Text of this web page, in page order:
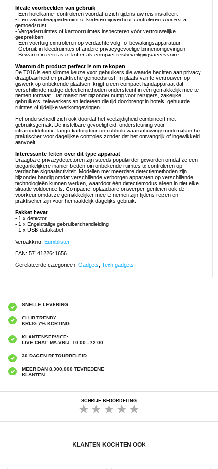
Ideale voorbeelden van gebruik
- Een hotelkamer controleren voordat u zich tijdens uw reis installeert
- Een vakantieappartement of kortetermijnverhuur controleren voor extra
gemoedsrust
- Vergaderruimtes of kantoorruimtes inspecteren vóór vertrouwelijke
gesprekken
- Een voertuig controleren op verdachte volg- of bewakingsapparatuur
- Gebruik in kleedruimtes of andere privacygevoelige binnenomgevingen
- Bewaren in een tas of koffer als compact reisbeveiligingsaccessoire
Waarom dit product perfect is om te kopen
De T016 is een slimme keuze voor gebruikers die waarde hechten aan privacy,
draagbaarheid en praktische gemoedsrust. In plaats van te vertrouwen op
giswerk op onbekende plaatsen, krijgt u een compact handapparaat dat
verschillende nuttige detectiemethoden ondersteunt in één gemakkelijk mee te
nemen formaat. Dat maakt het bijzonder nuttig voor reizigers, zakelijke
gebruikers, telewerkers en iedereen die tijd doorbrengt in hotels, gehuurde
ruimtes of tijdelijke werkomgevingen.
Het onderscheidt zich ook doordat het veelzijdigheid combineert met
gebruiksgemak. De instelbare gevoeligheid, ondersteuning voor
infrarooddetectie, lange batterijduur en dubbele waarschuwingsmodi maken het
praktischer voor dagelijkse controles zonder dat het omvangrijk of ingewikkeld
aanvoelt.
Interessante feiten over dit type apparaat
Draagbare privacydetectoren zijn steeds populairder geworden omdat ze een
toegankelijkere manier bieden om onbekende ruimtes te controleren op
verdachte signaalactiviteit. Modellen met meerdere detectiemethoden zijn
bijzonder handig omdat verschillende verborgen apparaten op verschillende
technologieën kunnen werken, waardoor één detectiemodus alleen in niet elke
situatie voldoende is. Compacte, oplaadbare ontwerpen genieten ook de
voorkeur omdat ze gemakkelijker mee te nemen zijn tijdens reizen en
praktischer zijn voor herhaaldelijk dagelijks gebruik.
Pakket bevat
- 1 x detector
- 1 x Engelstalige gebruikershandleiding
- 1 x USB-datakabel
Verpakking: Euroblister
EAN: 5714122641656
Gerelateerde categorieën: Gadgets Tech gadgets
SNELLE LEVERING
CLUB TRENDY
KRIJG 7% KORTING
KLANTENSERVICE:
LIVE CHAT: MA-VRIJ: 10:00 - 22:00
30 DAGEN RETOURBELEID
MEER DAN 8,000,000 TEVREDENE
KLANTEN
SCHRIJF BEOORDELING
KLANTEN KOCHTEN OOK